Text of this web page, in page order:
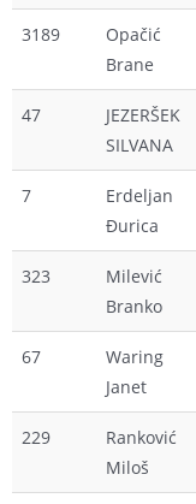
3189
Opačić
Brane
47
JEZERŠEK
SILVANA
7
Erdeljan
Đurica
323
Milević
Branko
67
Waring
Janet
229
Ranković
Miloš